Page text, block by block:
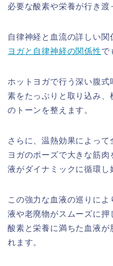
必要な酸素や栄養が行き渡
自律神経と血流の詳しい
ヨガと自律神経の関係性で
ホットヨガで行う深い腹
素をたっぷりと取り込み、
のトーンを整えます。
さらに、温熱効果によって
ヨガのポーズで大きな筋肉
液がダイナミックに循環し
この強力な血液の巡りによ
液や老廃物がスムーズに押
酸素と栄養に満ちた血液が
れます。